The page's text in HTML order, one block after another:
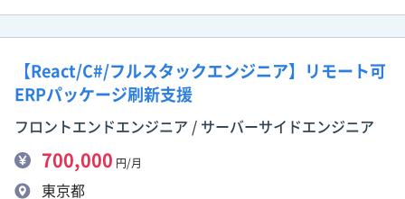
【React/C#/フルスタックエンジニア】リモート可
ERPパッケージ刷新支援
フロントエンドエンジニア / サーバーサイドエンジニア
700,000 円/月
東京都